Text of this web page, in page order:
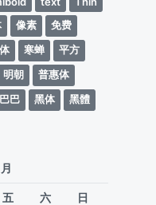
像素
免费
寒蝉
平方
明朝
普惠体
巴 黑体 黑體
五 六 日